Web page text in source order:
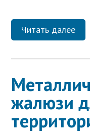
Читать далее
жалюзи